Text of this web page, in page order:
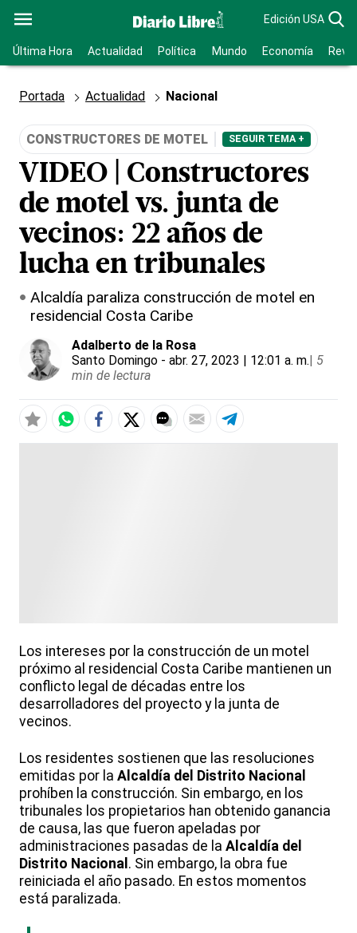
Edición USA
Última Hora Actualidad Política Mundo Economía
Portada Actualidad Nacional
CONSTRUCTORES DE MOTEL SEGUIR TEMA +
VIDEO | Constructores
de motel vs. junta de
vecinos: 22 años de
lucha en tribunales
Alcaldía paraliza construcción de motel en
residencial Costa Caribe
Adalberto de la Rosa
Santo Domingo - abr. 27, 2023 | 12:01 a. m.| 5
min de lectura
Los intereses por la construcción de un motel
próximo al residencial Costa Caribe mantienen un
conflicto legal de décadas entre los
desarrolladores del proyecto y la junta de
vecinos.
Los residentes sostienen que las resoluciones
emitidas por la Alcaldía del Distrito Nacional
prohíben la construcción. Sin embargo, en los
tribunales los propietarios han obtenido ganancia
de causa, las que fueron apeladas por
administraciones pasadas de la Alcaldía del
Distrito Nacional . Sin embargo, la obra fue
reiniciada el año pasado. En estos momentos
está paralizada.